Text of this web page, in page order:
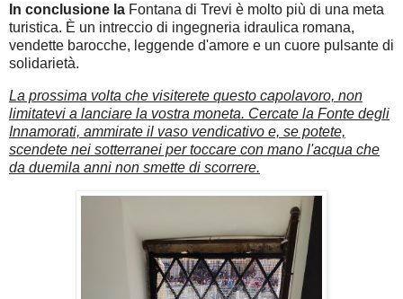
In conclusione la Fontana di Trevi è molto più di una meta
turistica. È un intreccio di ingegneria idraulica romana,
vendette barocche, leggende d'amore e un cuore pulsante di
solidarietà.
La prossima volta che visiterete questo capolavoro, non
limitatevi a lanciare la vostra moneta. Cercate la Fonte degli
Innamorati, ammirate il vaso vendicativo e, se potete,
scendete nei sotterranei per toccare con mano l'acqua che
da duemila anni non smette di scorrere.